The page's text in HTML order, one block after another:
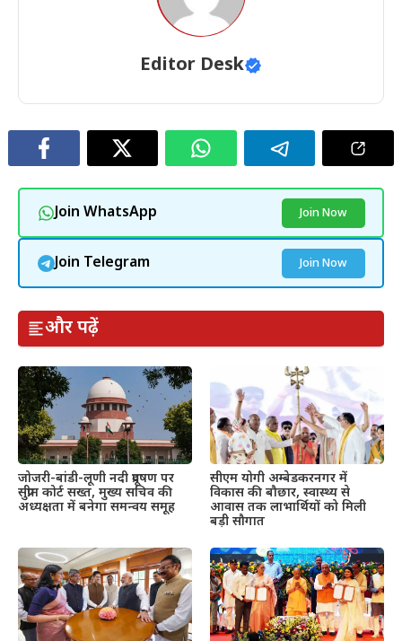
Editor Desk
Join WhatsApp Join Now
Join Telegram Join Now
और पढ़ें
जोजरी-बांडी-लूणी नदी प्रदूषण पर
सुप्रीम कोर्ट सख्त, मुख्य सचिव की
अध्यक्षता में बनेगा समन्वय समूह
सीएम योगी अम्बेडकरनगर में
विकास की बौछार, स्वास्थ्य से
आवास तक लाभार्थियों को मिली
बड़ी सौगात